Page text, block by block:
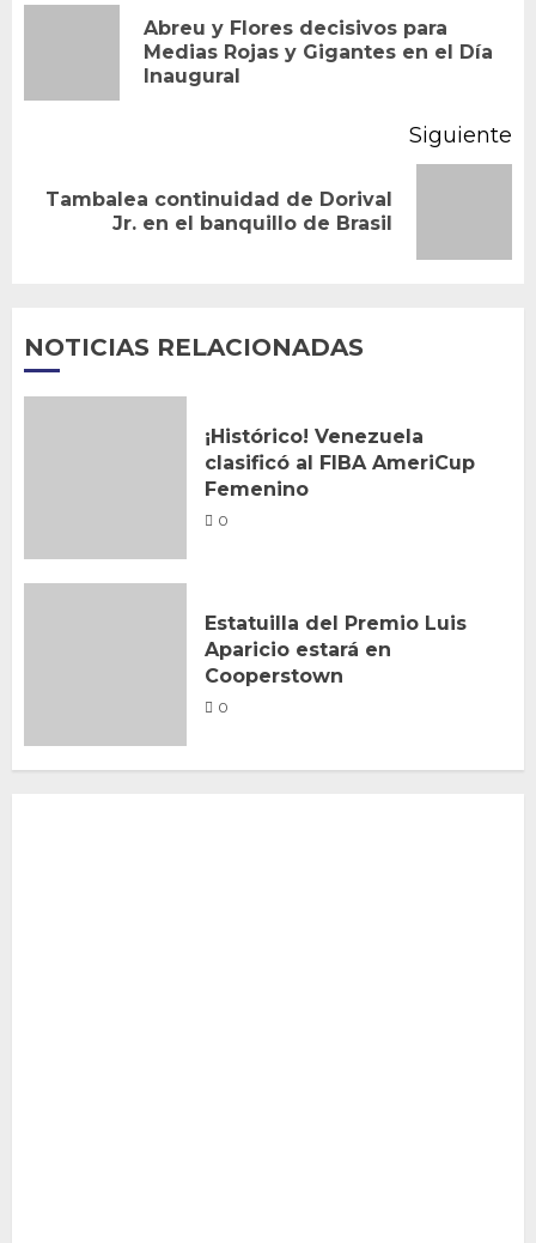
entradas
Abreu y Flores decisivos para
Medias Rojas y Gigantes en el Día
Inaugural
Siguiente
Siguiente
entrada:
Tambalea continuidad de Dorival
Jr. en el banquillo de Brasil
NOTICIAS RELACIONADAS
¡Histórico! Venezuela
clasificó al FIBA AmeriCup
Femenino
0
Estatuilla del Premio Luis
Aparicio estará en
Cooperstown
0